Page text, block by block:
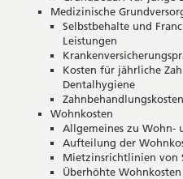
Medizinische
Selbstbehalte und
Leistungen
Kosten für jährliche
Dentalhygiene
Zahnbehandlungskosten
Wohnkosten
Allgemeines zu Wohn-
Aufteilung der
Mietzinsrichtlinien von
Überhöhte Wohnkosten